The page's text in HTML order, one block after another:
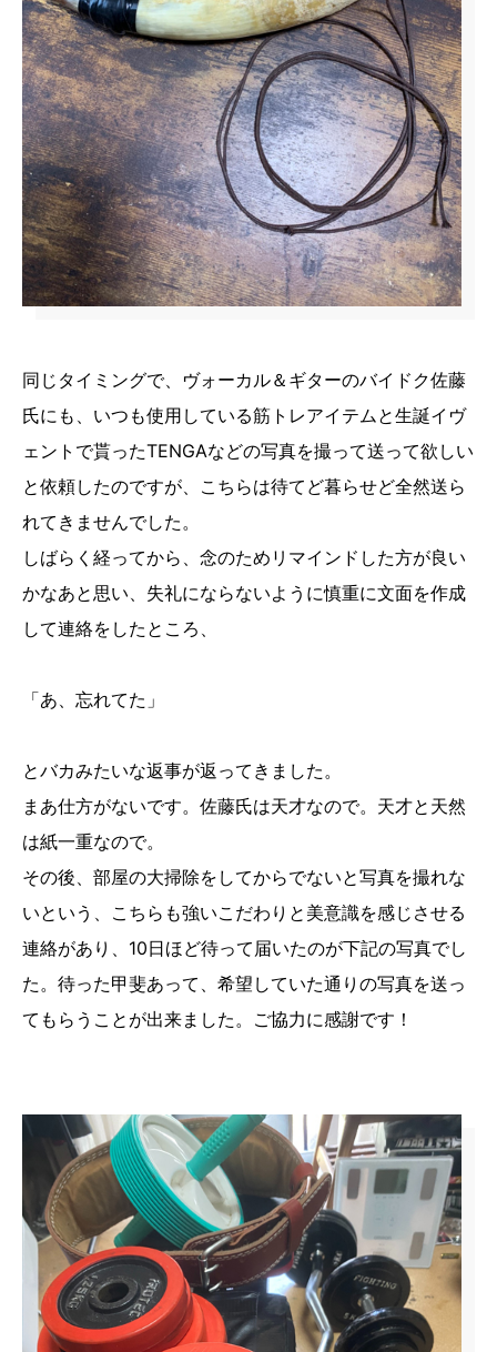
同じタイミングで、ヴォーカル＆ギターのバイドク佐藤
氏にも、いつも使用している筋トレアイテムと生誕イヴ
ェントで貰ったTENGAなどの写真を撮って送って欲しい
と依頼したのですが、こちらは待てど暮らせど全然送ら
れてきませんでした。
しばらく経ってから、念のためリマインドした方が良い
かなあと思い、失礼にならないように慎重に文面を作成
して連絡をしたところ、
「あ、忘れてた」
とバカみたいな返事が返ってきました。
まあ仕方がないです。佐藤氏は天才なので。天才と天然
は紙一重なので。
その後、部屋の大掃除をしてからでないと写真を撮れな
いという、こちらも強いこだわりと美意識を感じさせる
連絡があり、10日ほど待って届いたのが下記の写真でし
た。待った甲斐あって、希望していた通りの写真を送っ
てもらうことが出来ました。ご協力に感謝です！